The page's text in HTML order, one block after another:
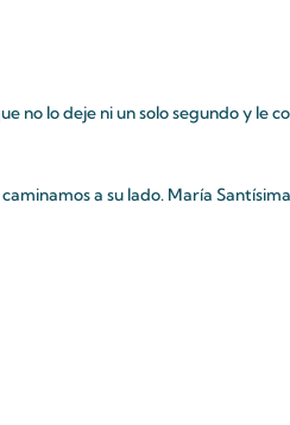
no lo deje ni un solo segundo y le
a su lado. María